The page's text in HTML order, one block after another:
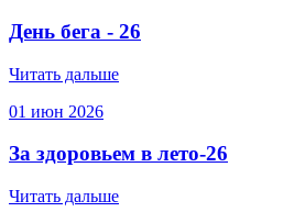
День бега - 26
Читать дальше
01 июн 2026
За здоровьем в лето-26
Читать дальше